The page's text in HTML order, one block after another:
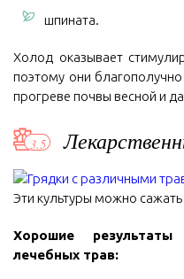
шпината.
Холод оказывает
поэтому они
прогреве почвы весной и
Эти культуры можно
Хорошие
лечебных трав: